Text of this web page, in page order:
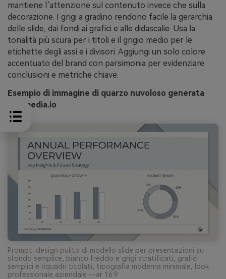
mantiene l’attenzione sul contenuto invece che sulla
decorazione. I grigi a gradino rendono facile la gerarchia
delle slide, dai fondi ai grafici e alle didascalie. Usa la
tonalità più scura per i titoli e il grigio medio per le
etichette degli assi e i divisori. Aggiungi un solo colore
accentuato del brand con parsimonia per evidenziare
conclusioni e metriche chiave.
Esempio di immagine di quarzo nuvoloso generata
con media.io
Prompt: design pulito di modello slide per presentazioni su
sfondo semplice, bianco freddo e grigi stratificati, grafici
semplici e riquadri titolati, tipografia moderna minimale, look
professionale aziendale --ar 16:9